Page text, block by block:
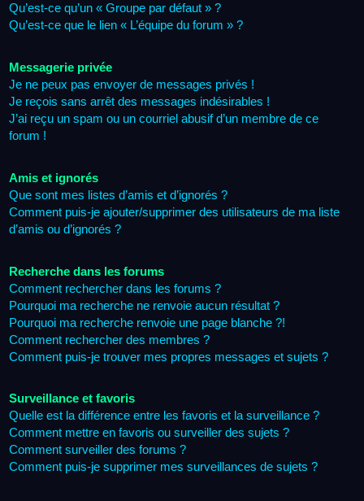
Qu’est-ce qu’un « Groupe par défaut » ?
Qu’est-ce que le lien « L’équipe du forum » ?
Messagerie privée
Je ne peux pas envoyer de messages privés !
Je reçois sans arrêt des messages indésirables !
J’ai reçu un spam ou un courriel abusif d’un membre de ce
forum !
Amis et ignorés
Que sont mes listes d’amis et d’ignorés ?
Comment puis-je ajouter/supprimer des utilisateurs de ma liste
d’amis ou d’ignorés ?
Recherche dans les forums
Comment rechercher dans les forums ?
Pourquoi ma recherche ne renvoie aucun résultat ?
Pourquoi ma recherche renvoie une page blanche ?!
Comment rechercher des membres ?
Comment puis-je trouver mes propres messages et sujets ?
Surveillance et favoris
Quelle est la différence entre les favoris et la surveillance ?
Comment mettre en favoris ou surveiller des sujets ?
Comment surveiller des forums ?
Comment puis-je supprimer mes surveillances de sujets ?